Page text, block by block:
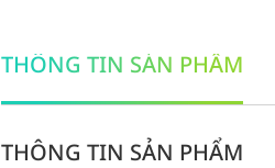
THÔNG TIN SẢN PHẨM
THÔNG TIN SẢN PHẨM